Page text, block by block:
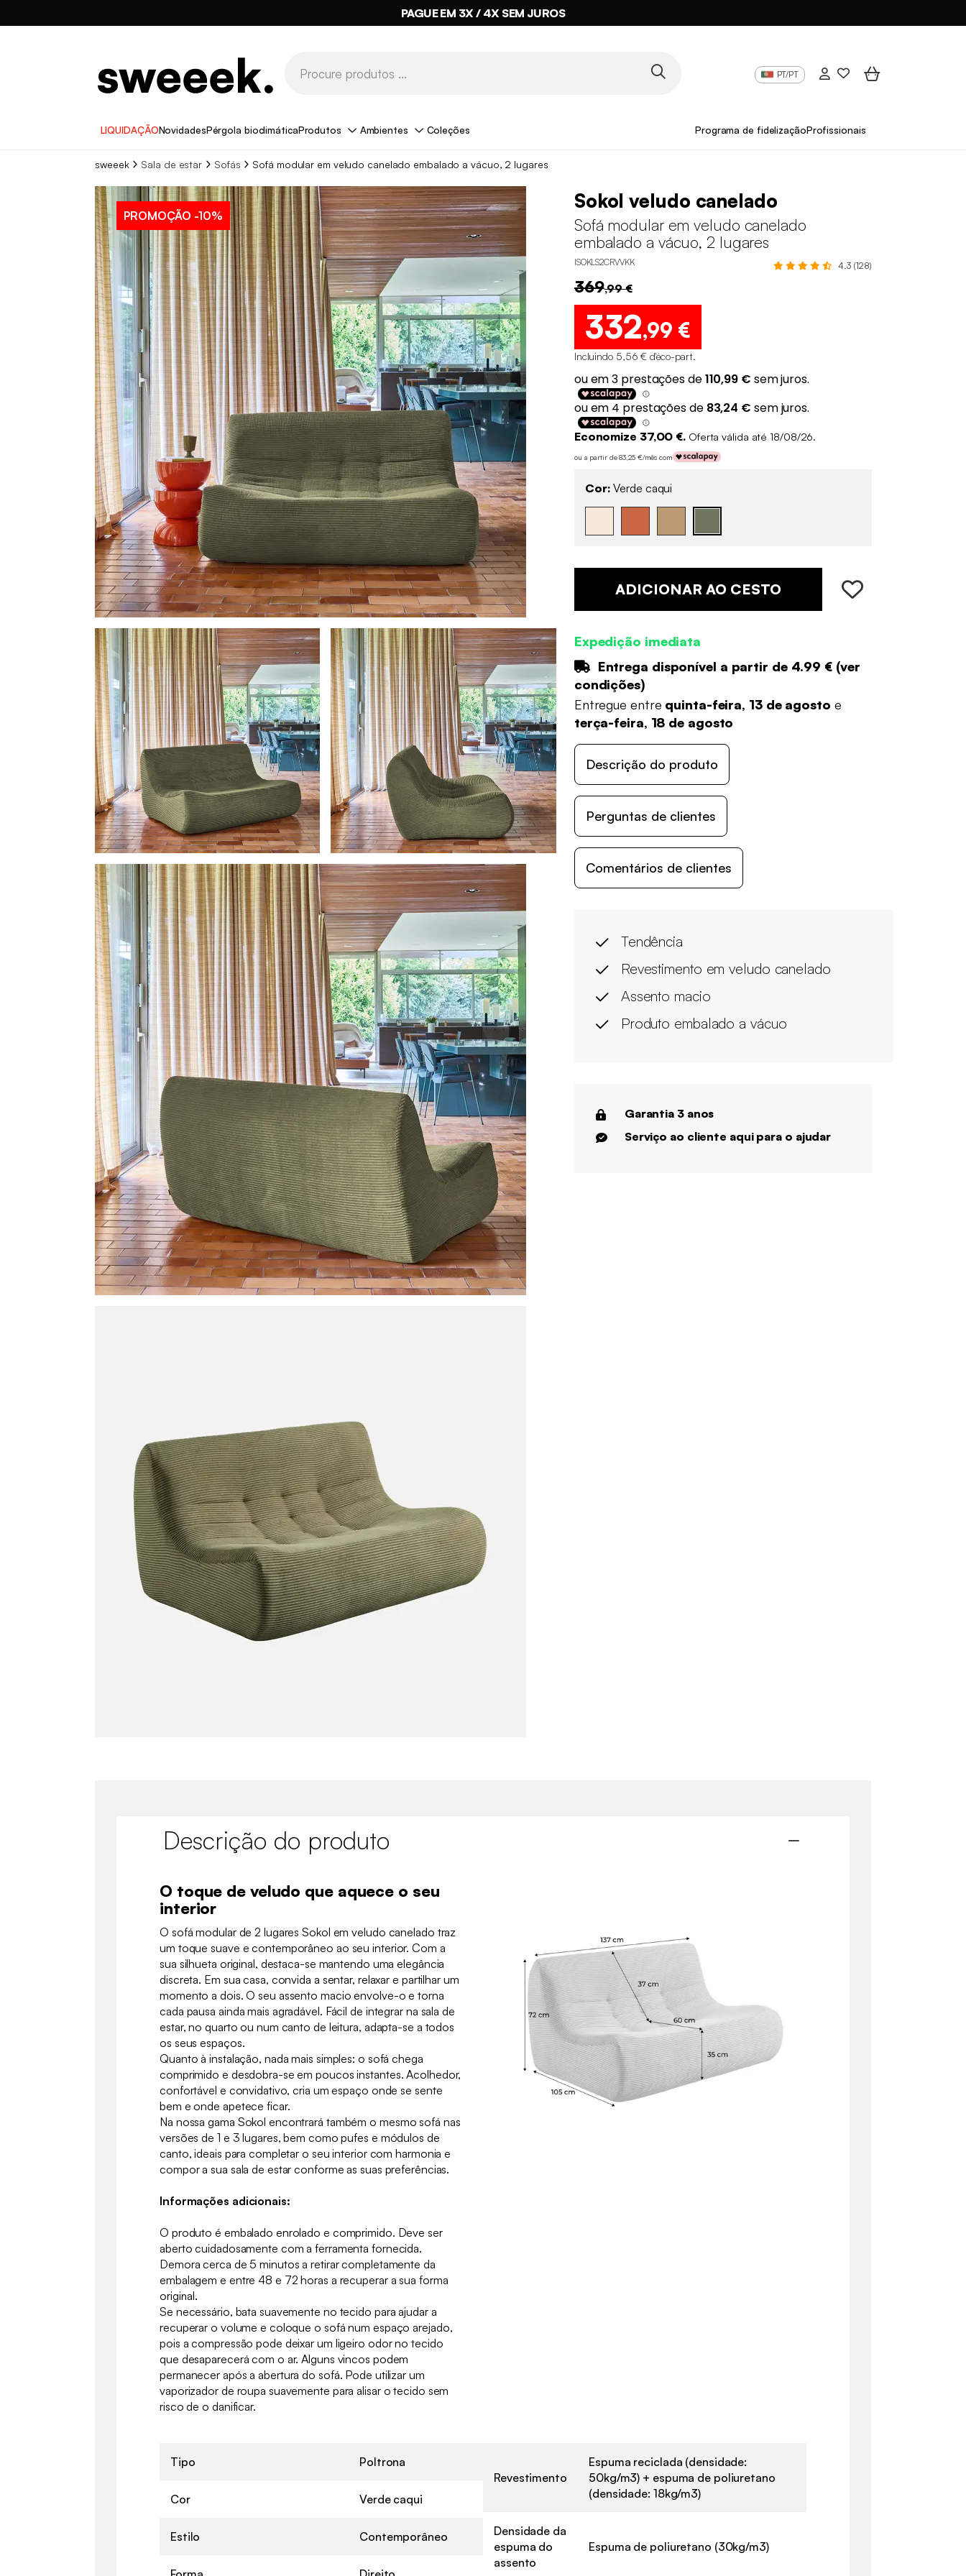
PAGUE EM 3X / 4X SEM JUROS
PT/PT
LIQUIDAÇÃONovidadesPérgola bioclimáticaProdutos Ambientes Coleções Programa de fidelizaçãoProfissionais
sweeek Sala de estar Sofás Sofá modular em veludo canelado embalado a vácuo, 2 lugares
PROMOÇÃO -10%
Sokol veludo canelado
Sofá modular em veludo canelado
embalado a vácuo, 2 lugares
ISOKLS2CRVVKK 4.3 (128)
369,99 €
332,99 €
Incluindo 5,56 € d'éco-part.
Economize 37,00 €. Oferta válida até 18/08/26.
ou a partir de 83,25 €/mês com
Cor: Verde caqui
ADICIONAR AO CESTO
Expedição imediata
Entrega disponível a partir de 4.99 € (ver
condições)
Entregue entre quinta-feira, 13 de agosto e
terça-feira, 18 de agosto
Descrição do produto
Perguntas de clientes
Comentários de clientes
Tendência
Revestimento em veludo canelado
Assento macio
Produto embalado a vácuo
Garantia 3 anos
Serviço ao cliente aqui para o ajudar
Descrição do produto
O toque de veludo que aquece o seu
interior
O sofá modular de 2 lugares Sokol em veludo canelado traz
um toque suave e contemporâneo ao seu interior. Com a
sua silhueta original, destaca-se mantendo uma elegância
discreta. Em sua casa, convida a sentar, relaxar e partilhar um
momento a dois. O seu assento macio envolve-o e torna
cada pausa ainda mais agradável. Fácil de integrar na sala de
estar, no quarto ou num canto de leitura, adapta-se a todos
os seus espaços.
Quanto à instalação, nada mais simples: o sofá chega
comprimido e desdobra-se em poucos instantes. Acolhedor,
confortável e convidativo, cria um espaço onde se sente
bem e onde apetece ficar.
Na nossa gama Sokol encontrará também o mesmo sofá nas
versões de 1 e 3 lugares, bem como pufes e módulos de
canto, ideais para completar o seu interior com harmonia e
compor a sua sala de estar conforme as suas preferências.
Informações adicionais:
O produto é embalado enrolado e comprimido. Deve ser
aberto cuidadosamente com a ferramenta fornecida.
Demora cerca de 5 minutos a retirar completamente da
embalagem e entre 48 e 72 horas a recuperar a sua forma
original.
Se necessário, bata suavemente no tecido para ajudar a
recuperar o volume e coloque o sofá num espaço arejado,
pois a compressão pode deixar um ligeiro odor no tecido
que desaparecerá com o ar. Alguns vincos podem
permanecer após a abertura do sofá. Pode utilizar um
vaporizador de roupa suavemente para alisar o tecido sem
risco de o danificar.
Tipo Poltrona
Cor Verde caqui
Estilo Contemporâneo
Revestimento
Espuma reciclada (densidade:
50kg/m3) + espuma de poliuretano
(densidade: 18kg/m3)
Densidade da
espuma do
assento
Espuma de poliuretano (30kg/m3)